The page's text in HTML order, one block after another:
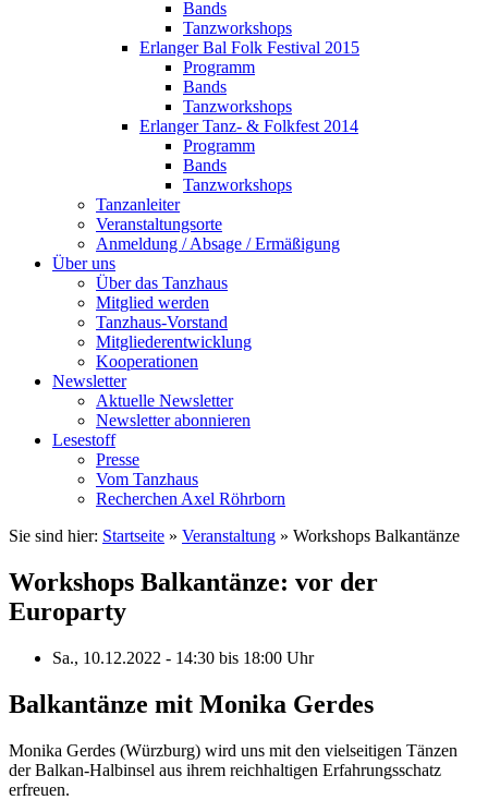
Bands
Tanzworkshops
Erlanger Bal Folk Festival 2015
Programm
Bands
Tanzworkshops
Erlanger Tanz- & Folkfest 2014
Programm
Bands
Tanzworkshops
Tanzanleiter
Veranstaltungsorte
Anmeldung / Absage / Ermäßigung
Über uns
Über das Tanzhaus
Mitglied werden
Tanzhaus-Vorstand
Mitgliederentwicklung
Kooperationen
Newsletter
Aktuelle Newsletter
Newsletter abonnieren
Lesestoff
Presse
Vom Tanzhaus
Recherchen Axel Röhrborn
Sie sind hier: Startseite » Veranstaltung » Workshops Balkantänze
Workshops Balkantänze: vor der
Europarty
Sa., 10.12.2022 - 14:30 bis 18:00 Uhr
Balkantänze mit Monika Gerdes
Monika Gerdes (Würzburg) wird uns mit den vielseitigen Tänzen
der Balkan-Halbinsel aus ihrem reichhaltigen Erfahrungsschatz
erfreuen.